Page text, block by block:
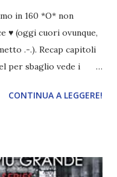
in 160 *O* non
♥ (oggi cuori ovunque,
.-.). Recap capitoli
per sbaglio vede i
combattere i puri.
di cosa pensano,
CONTINUA A LEGGERE!